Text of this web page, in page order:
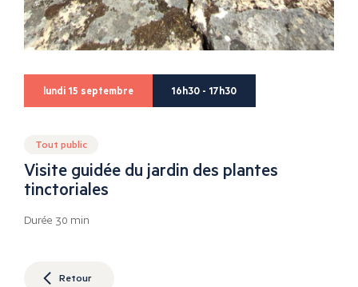
lundi 15 septembre 16h30 - 17h30
Tout public
Visite guidée du jardin des plantes
tinctoriales
Durée 30 min
Retour